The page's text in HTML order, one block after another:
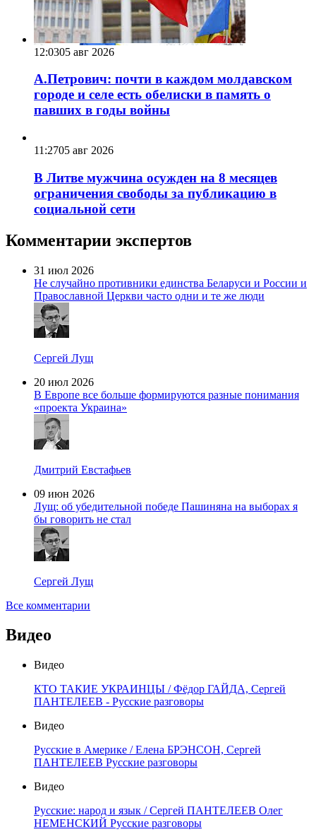
12:0305 авг 2026
А.Петрович: почти в каждом молдавском
городе и селе есть обелиски в память о
павших в годы войны
11:2705 авг 2026
В Литве мужчина осужден на 8 месяцев
ограничения свободы за публикацию в
социальной сети
Комментарии экспертов
31 июл 2026
Не случайно противники единства Беларуси и России и
Православной Церкви часто одни и те же люди
Сергей Лущ
20 июл 2026
В Европе все больше формируются разные понимания
«проекта Украина»
Дмитрий Евстафьев
09 июн 2026
Лущ: об убедительной победе Пашиняна на выборах я
бы говорить не стал
Сергей Лущ
Все комментарии
Видео
Видео
КТО ТАКИЕ УКРАИНЦЫ / Фёдор ГАЙДА, Сергей
ПАНТЕЛЕЕВ - Русские разговоры
Видео
Русские в Америке / Елена БРЭНСОН, Сергей
ПАНТЕЛЕЕВ Русские разговоры
Видео
Русские: народ и язык / Сергей ПАНТЕЛЕЕВ Олег
НЕМЕНСКИЙ Русские разговоры